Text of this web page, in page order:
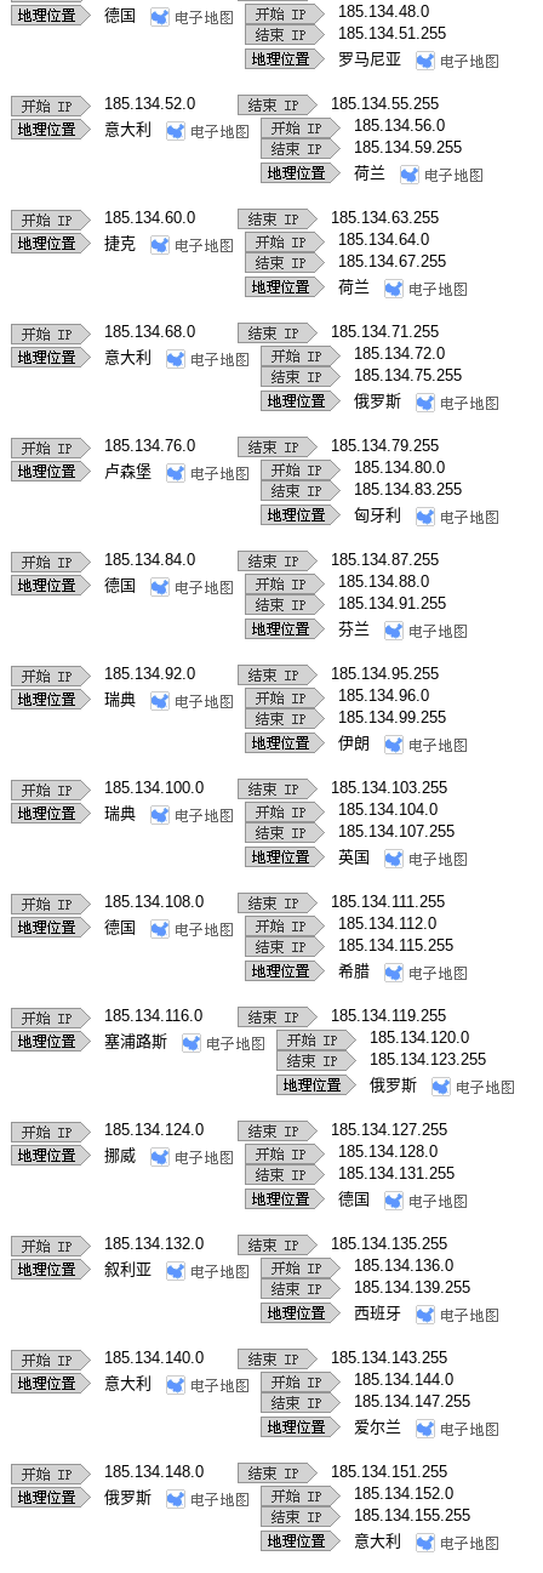
德国
185.134.48.0
185.134.51.255
罗马尼亚
185.134.52.0
185.134.55.255
意大利
185.134.56.0
185.134.59.255
荷兰
185.134.60.0
185.134.63.255
捷克
185.134.64.0
185.134.67.255
荷兰
185.134.68.0
185.134.71.255
意大利
185.134.72.0
185.134.75.255
俄罗斯
185.134.76.0
185.134.79.255
卢森堡
185.134.80.0
185.134.83.255
匈牙利
185.134.84.0
185.134.87.255
德国
185.134.88.0
185.134.91.255
芬兰
185.134.92.0
185.134.95.255
瑞典
185.134.96.0
185.134.99.255
伊朗
185.134.100.0
185.134.103.255
瑞典
185.134.104.0
185.134.107.255
英国
185.134.108.0
185.134.111.255
德国
185.134.112.0
185.134.115.255
希腊
185.134.116.0
185.134.119.255
塞浦路斯
185.134.120.0
185.134.123.255
俄罗斯
185.134.124.0
185.134.127.255
挪威
185.134.128.0
185.134.131.255
德国
185.134.132.0
185.134.135.255
叙利亚
185.134.136.0
185.134.139.255
西班牙
185.134.140.0
185.134.143.255
意大利
185.134.144.0
185.134.147.255
爱尔兰
185.134.148.0
185.134.151.255
俄罗斯
185.134.152.0
185.134.155.255
意大利